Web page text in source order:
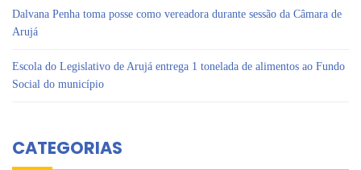
Dalvana Penha toma posse como vereadora durante sessão da Câmara de
Arujá
Escola do Legislativo de Arujá entrega 1 tonelada de alimentos ao Fundo
Social do município
CATEGORIAS